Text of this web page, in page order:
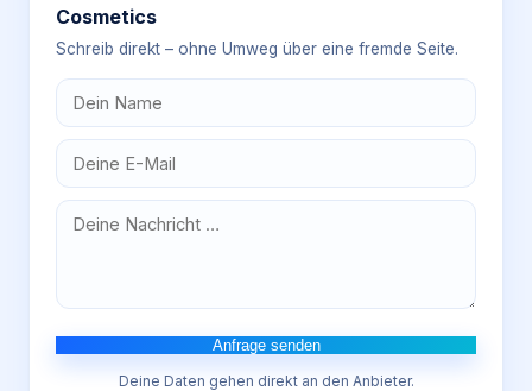
Cosmetics
Schreib direkt – ohne Umweg über eine fremde Seite.
Anfrage senden
Deine Daten gehen direkt an den Anbieter.